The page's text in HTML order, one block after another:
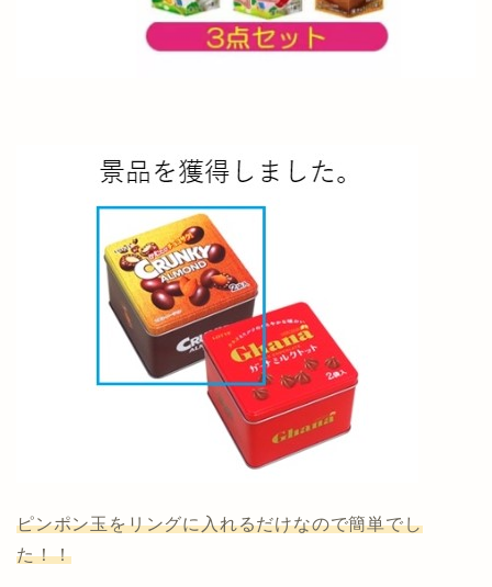
ピンポン玉をリングに入れるだけなので簡単でし
た！！